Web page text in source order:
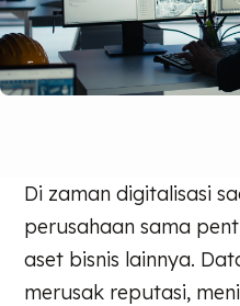
Di zaman digitalisasi
perusahaan sama
aset bisnis lainnya.
merusak reputasi,